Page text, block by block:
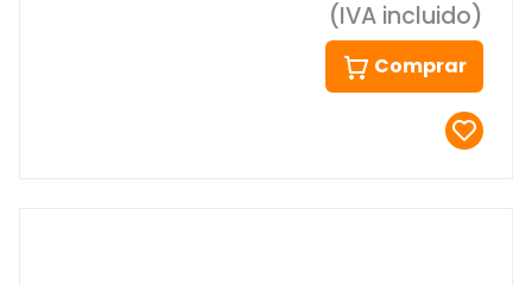
(IVA incluido)
Comprar